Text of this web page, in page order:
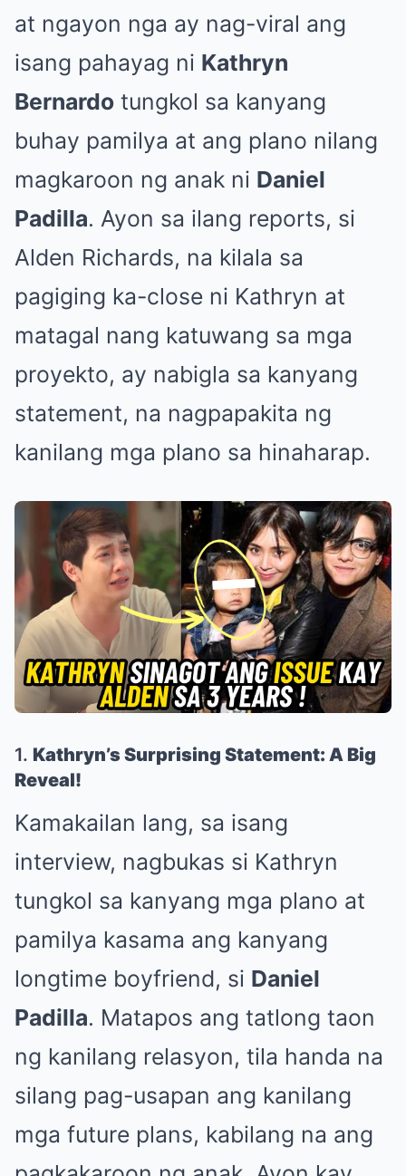
at ngayon nga ay nag-viral ang
isang pahayag ni Kathryn
Bernardo tungkol sa kanyang
buhay pamilya at ang plano nilang
magkaroon ng anak ni Daniel
Padilla. Ayon sa ilang reports, si
Alden Richards, na kilala sa
pagiging ka-close ni Kathryn at
matagal nang katuwang sa mga
proyekto, ay nabigla sa kanyang
statement, na nagpapakita ng
kanilang mga plano sa hinaharap.
1. Kathryn’s Surprising Statement: A Big
Reveal!
Kamakailan lang, sa isang
interview, nagbukas si Kathryn
tungkol sa kanyang mga plano at
pamilya kasama ang kanyang
longtime boyfriend, si Daniel
Padilla. Matapos ang tatlong taon
ng kanilang relasyon, tila handa na
silang pag-usapan ang kanilang
mga future plans, kabilang na ang